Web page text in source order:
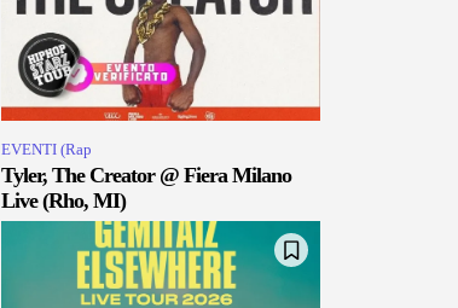
EVENTI (Rap
Tyler, The Creator @ Fiera Milano
Live (Rho, MI)